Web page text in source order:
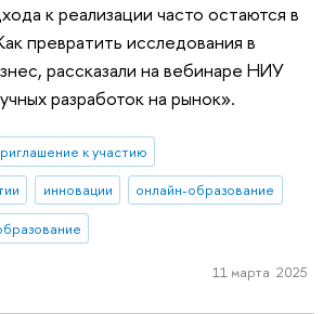
к реализации часто остаются в
превратить исследования в
рассказали на вебинаре НИУ
разработок на рынок».
к участию
инновации
онлайн-образование
11 марта 2025